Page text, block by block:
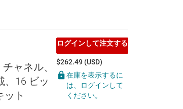
ャネル、
、16 ビッ
ット
ログインして注文する
$262.49 (USD)
在庫を表示するに
は、ログインして
ください。